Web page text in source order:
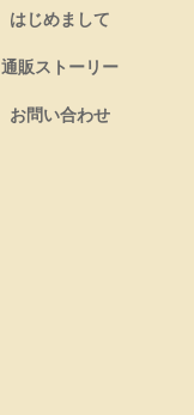
はじめまして
通販ストーリー
お問い合わせ